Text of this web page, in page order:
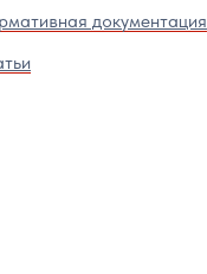
документация